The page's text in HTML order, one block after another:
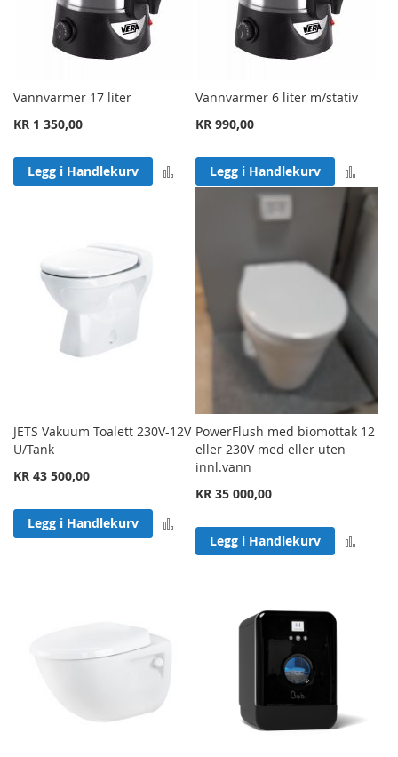
Vannvarmer 17 liter
KR 1 350,00
Legg i Handlekurv Legg til sammenligning
Vannvarmer 6 liter m/stativ
KR 990,00
Legg i Handlekurv
JETS Vakuum Toalett 230V-12V
U/Tank
KR 43 500,00
Legg i Handlekurv
PowerFlush med biomottak 12
eller 230V med eller uten
innl.vann
KR 35 000,00
Legg i Handlekurv